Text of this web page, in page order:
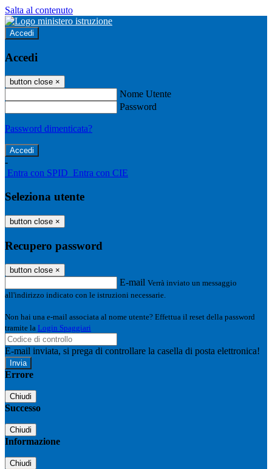
Salta al contenuto
Accedi
Accedi
button close ×
Nome Utente
Password
Password dimenticata?
-
Entra con SPID Entra con CIE
Seleziona utente
button close ×
Recupero password
button close ×
E-mail Verrà inviato un messaggio
all'indirizzo indicato con le istruzioni necessarie.
Non hai una e-mail associata al nome utente? Effettua il reset della password
tramite la Login Spaggiari
E-mail inviata, si prega di controllare la casella di posta elettronica!
Errore
Chiudi
Successo
Chiudi
Informazione
Chiudi